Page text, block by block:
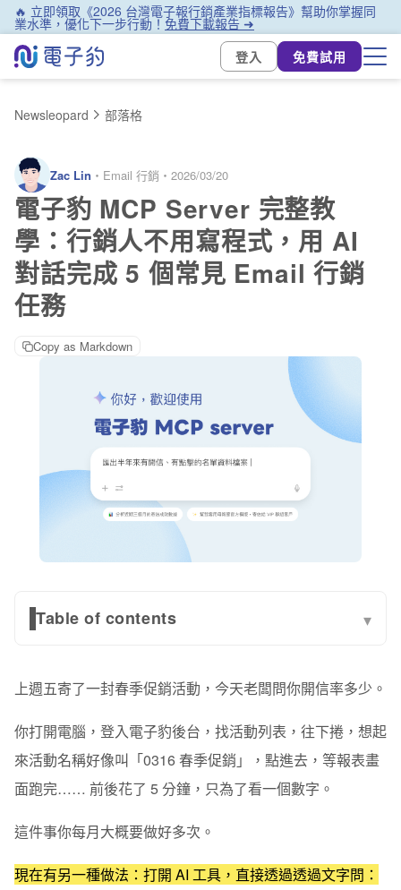
🔥 立即領取《2026 台灣電子報行銷產業指標報告》幫助你掌握同
業水準，優化下一步行動！免費下載報告 ➜
登入
免費試用
Newsleopard 部落格
Zac Lin ・ Email 行銷 ・ 2026/03/20
電子豹 MCP Server 完整教
學：行銷人不用寫程式，用 AI
對話完成 5 個常見 Email 行銷
任務
Copy as Markdown
Table of contents ▾
情境 2｜Email 行銷成效報告，AI 幫你彙整不用開 Excel
情境 3｜寄信前一鍵預檢：確認名單人數與帳戶信件額度
情境 4｜節慶 EDM 活動草稿，套用模版範本到備稿完
成，只要 10 分鐘
情境 5｜篩選沉睡名單，重啟 Email 再行銷策略
上週五寄了一封春季促銷活動，今天老闆問你開信率多少。
你打開電腦，登入電子豹後台，找活動列表，往下捲，想起
來活動名稱好像叫「0316 春季促銷」，點進去，等報表畫
面跑完…… 前後花了 5 分鐘，只為了看一個數字。
這件事你每月大概要做好多次。
現在有另一種做法：打開 AI 工具，直接透過透過文字問：